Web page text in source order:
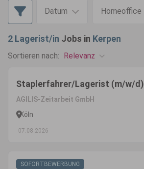
Datum Homeoffice
2 Lagerist/in Jobs in Kerpen
Sortieren nach: Relevanz
Staplerfahrer/Lagerist (m/w/d)
AGILIS-Zeitarbeit GmbH
Köln
07.08.2026
SOFORTBEWERBUNG